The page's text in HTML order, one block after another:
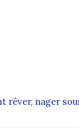
rêver, nager